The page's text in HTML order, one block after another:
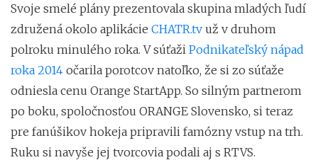
Svoje smelé plány prezentovala skupina mladých ľudí
združená okolo aplikácie CHATR.tv už v druhom
polroku minulého roka. V súťaži Podnikateľský nápad
roka 2014 očarila porotcov natoľko, že si zo súťaže
odniesla cenu Orange StartApp. So silným partnerom
po boku, spoločnosťou ORANGE Slovensko, si teraz
pre fanúšikov hokeja pripravili famózny vstup na trh.
Ruku si navyše jej tvorcovia podali aj s RTVS.